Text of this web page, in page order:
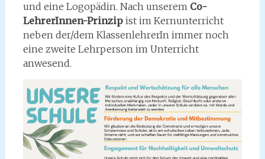
und eine Logopädin. Nach unserem Co-
LehrerInnen-Prinzipist im Kernunterricht
neben der/dem KlassenlehrerIn immer noch
eine zweite Lehrperson im Unterricht
anwesend.